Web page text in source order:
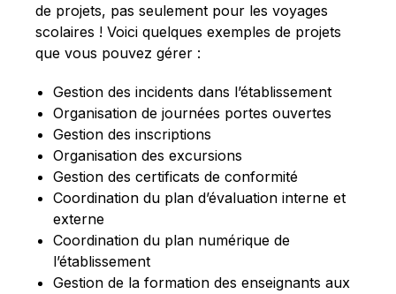
de projets, pas seulement pour les voyages
scolaires ! Voici quelques exemples de projets
que vous pouvez gérer :
Gestion des incidents dans l’établissement
Organisation de journées portes ouvertes
Gestion des inscriptions
Organisation des excursions
Gestion des certificats de conformité
Coordination du plan d’évaluation interne et
externe
Coordination du plan numérique de
l’établissement
Gestion de la formation des enseignants aux